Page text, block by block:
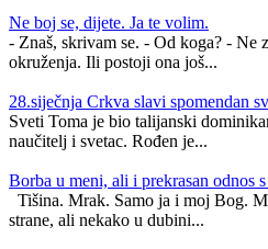
Ne boj se, dijete. Ja te volim.
- Znaš, skrivam se. - Od koga? - Ne
okruženja. Ili postoji ona još...
28.siječnja Crkva slavi spomendan
Sveti Toma je bio talijanski
naučitelj i svetac. Rođen je...
Borba u meni, ali i prekrasan odnos
Tišina. Mrak. Samo ja i moj Bog.
strane, ali nekako u dubini...